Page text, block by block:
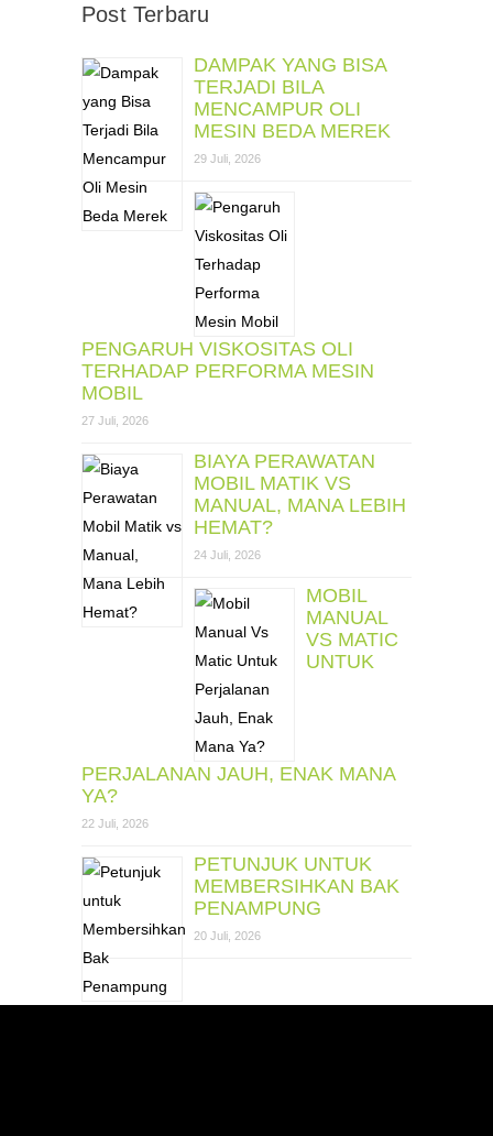
Post Terbaru
DAMPAK YANG BISA
TERJADI BILA
MENCAMPUR OLI
MESIN BEDA MEREK
29 Juli, 2026
PENGARUH VISKOSITAS OLI
TERHADAP PERFORMA MESIN
MOBIL
27 Juli, 2026
BIAYA PERAWATAN
MOBIL MATIK VS
MANUAL, MANA LEBIH
HEMAT?
24 Juli, 2026
MOBIL
MANUAL
VS MATIC
UNTUK
PERJALANAN JAUH, ENAK MANA
YA?
22 Juli, 2026
PETUNJUK UNTUK
MEMBERSIHKAN BAK
PENAMPUNG
20 Juli, 2026